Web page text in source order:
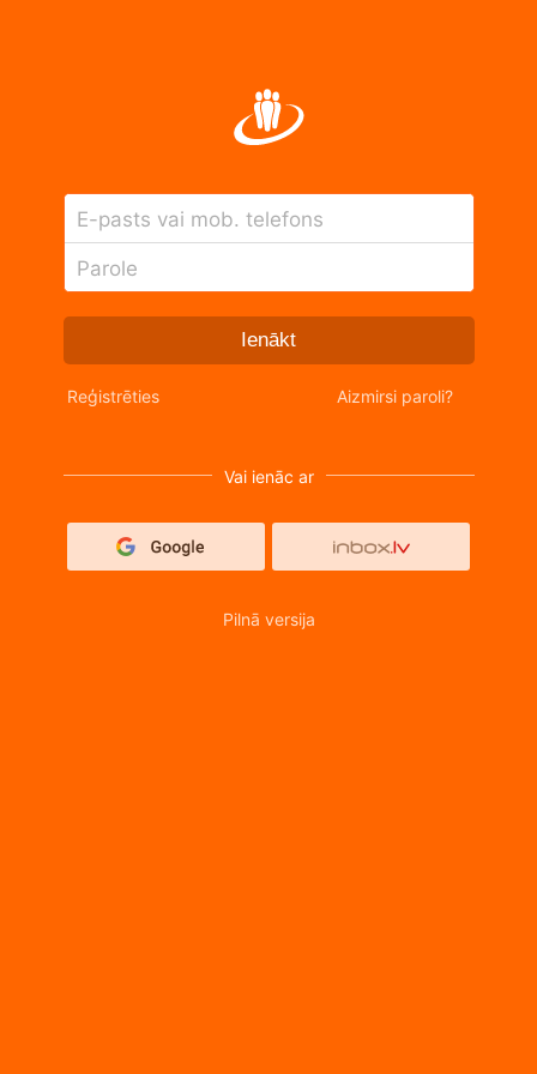
E-pasts vai mob. telefons
Parole
Ienākt
Reģistrēties Aizmirsi paroli?
Vai ienāc ar
Pilnā versija